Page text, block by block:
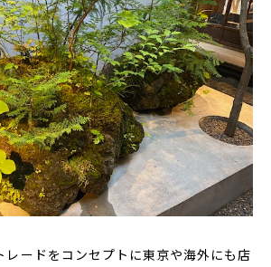
レードをコンセプトに東京や海外にも店